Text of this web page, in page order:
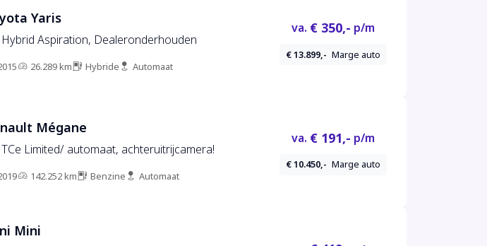
Yaris
Hybrid Aspiration, Dealeronderhouden
26.289 km Hybride Automaat
va. € 350,- p/m
€ 13.899,- Marge auto
Mégane
TCe Limited/ automaat, achteruitrijcamera!
142.252 km Benzine Automaat
va. € 191,- p/m
€ 10.450,- Marge auto
Mini